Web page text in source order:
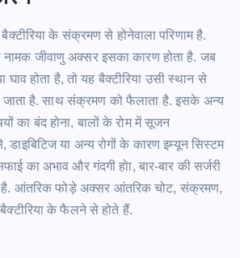
के संक्रमण से होनेवाला परिणामहै.
नामक जीवाणु अक्सर इसका कारण होताहै. जब
घाव होता है, तो यह बैक्टीरिया उसी स्थान से
है. साथ संक्रमण को फैलाता है. इसके अन्य
का बंद होना, बालों के रोम में सूजन
डाइबिटिजया अन्य रोगों के कारणइम्यूनसिस्टम
का अभाव और गंदगी होा, बार-बार की सर्जरी
है. आंतरिकफोड़ेअक्सर आंतरिक चोट, संक्रमण,
बैक्टीरिया के फैलने से होते हैं.